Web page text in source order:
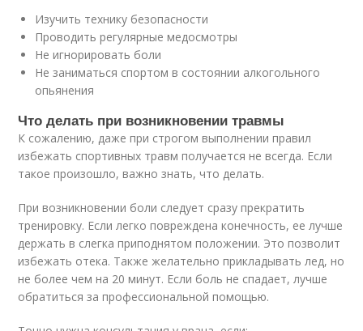
Изучить технику безопасности
Проводить регулярные медосмотры
Не игнорировать боли
Не заниматься спортом в состоянии алкогольного
опьянения
Что делать при возникновении травмы
К сожалению, даже при строгом выполнении правил
избежать спортивных травм получается не всегда. Если
такое произошло, важно знать, что делать.
При возникновении боли следует сразу прекратить
тренировку. Если легко повреждена конечность, ее лучше
держать в слегка приподнятом положении. Это позволит
избежать отека. Также желательно прикладывать лед, но
не более чем на 20 минут. Если боль не спадает, лучше
обратиться за профессиональной помощью.